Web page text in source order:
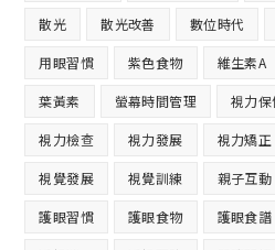
散光 散光改善 數位時代
用眼習慣 紫色食物 維生素A
葉黃素 螢幕時間管理 視力保
視力檢查 視力發展 視力矯正
視覺發展 視覺訓練 親子互動
護眼習慣 護眼食物 護眼食譜